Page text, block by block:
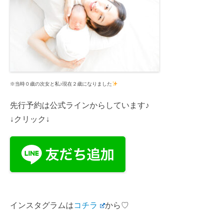
※当時０歳の次女と私♪現在２歳になりました
先行予約は公式ラインからしています♪
↓クリック↓
インスタグラムはコチラ から♡